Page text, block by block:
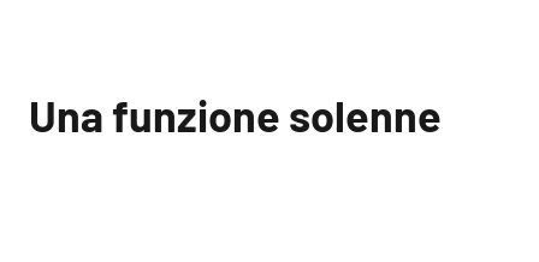
Una funzione solenne